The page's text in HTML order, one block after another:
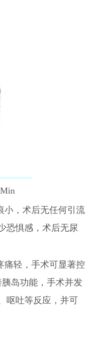
小，术后无任何引流
恐惧感，术后无尿
痛轻，手术可显著控
岛功能，手术并发
呕吐等反应，并可